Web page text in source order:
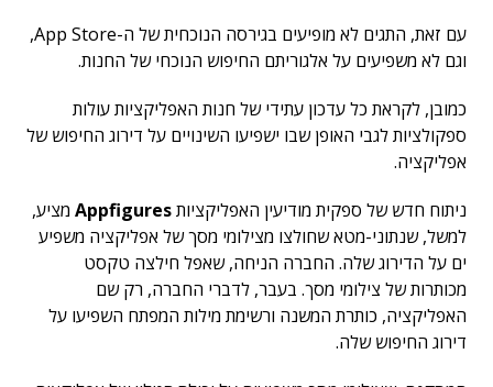
עם זאת, התגים לא מופיעים בגירסה הנוכחית של ה-App Store,
וגם לא משפיעים על אלגוריתם החיפוש הנוכחי של החנות.
כמובן, לקראת כל עדכון עתידי של חנות האפליקציות עולות
ספקולציות לגבי האופן שבו ישפיעו השינויים על דירוג החיפוש של
אפליקציה.
ניתוח חדש של ספקית מודיעין האפליקציותAppfigures מציע,
למשל, שנתוני-מטא שחולצו מצילומי מסך של אפליקציה משפיע
ים על הדירוג שלה. החברה הניחה, שאפל חילצה טקסט
מכותרות של צילומי מסך. בעבר, לדברי החברה, רק שם
האפליקציה, כותרת המשנה ורשימת מילות המפתח השפיעו על
דירוג החיפוש שלה.